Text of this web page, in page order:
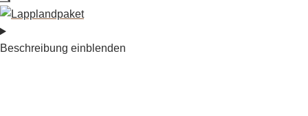
Beschreibung einblenden